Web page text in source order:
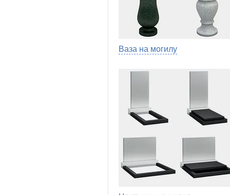
Ваза на могилу